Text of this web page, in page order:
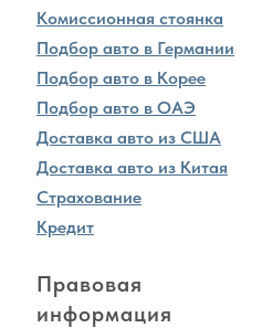
Комиссионная стоянка
Подбор авто в Германии
Подбор авто в Корее
Подбор авто в ОАЭ
Доставка авто из США
Доставка авто из Китая
Страхование
Кредит
Правовая
информация